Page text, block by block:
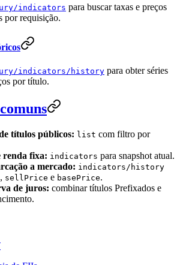
indicators para buscar taxas e preços
por requisição.
indicators/history para obter séries
por título.
títulos públicos: list com filtro por
renda fixa: indicators para snapshot atual.
a mercado: indicators/history
, sellPrice e basePrice.
de juros: combinar títulos Prefixados e